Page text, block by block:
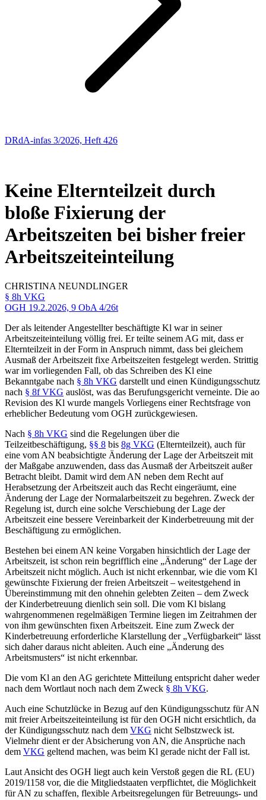
DRdA-infas 3/2026, Heft 426
Keine Elternteilzeit durch
bloße Fixierung der
Arbeitszeiten bei bisher freier
Arbeitszeiteinteilung
CHRISTINA NEUNDLINGER
§ 8h VKG
OGH 19.2.2026, 9 ObA 4/26t
Der als leitender Angestellter beschäftigte Kl war in seiner
Arbeitszeiteinteilung völlig frei. Er teilte seinem AG mit, dass er
Elternteilzeit in der Form in Anspruch nimmt, dass bei gleichem
Ausmaß der Arbeitszeit fixe Arbeitszeiten festgelegt werden. Strittig
war im vorliegenden Fall, ob das Schreiben des Kl eine
Bekanntgabe nach § 8h VKG darstellt und einen Kündigungsschutz
nach § 8f VKG auslöst, was das Berufungsgericht verneinte. Die ao
Revision des Kl wurde mangels Vorliegens einer Rechtsfrage von
erheblicher Bedeutung vom OGH zurückgewiesen.
Nach § 8h VKG sind die Regelungen über die
Teilzeitbeschäftigung, §§ 8 bis 8g VKG (Elternteilzeit), auch für
eine vom AN beabsichtigte Änderung der Lage der Arbeitszeit mit
der Maßgabe anzuwenden, dass das Ausmaß der Arbeitszeit außer
Betracht bleibt. Damit wird dem AN neben dem Recht auf
Herabsetzung der Arbeitszeit auch das Recht eingeräumt, eine
Änderung der Lage der Normalarbeitszeit zu begehren. Zweck der
Regelung ist, durch eine solche Verschiebung der Lage der
Arbeitszeit eine bessere Vereinbarkeit der Kinderbetreuung mit der
Beschäftigung zu ermöglichen.
Bestehen bei einem AN keine Vorgaben hinsichtlich der Lage der
Arbeitszeit, ist schon rein begrifflich eine „Änderung“ der Lage der
Arbeitszeit nicht möglich. Auch ist nicht erkennbar, wie die vom Kl
gewünschte Fixierung der freien Arbeitszeit – weitestgehend in
Übereinstimmung mit den ohnehin gelebten Zeiten – dem Zweck
der Kinderbetreuung dienlich sein soll. Die vom Kl bislang
wahrgenommenen regelmäßigen Termine liegen im Zeitrahmen der
von ihm gewünschten fixen Arbeitszeit. Eine zum Zweck der
Kinderbetreuung erforderliche Klarstellung der „Verfügbarkeit“ lässt
sich daher daraus nicht ableiten. Auch eine „Änderung des
Arbeitsmusters“ ist nicht erkennbar.
Die vom Kl an den AG gerichtete Mitteilung entspricht daher weder
nach dem Wortlaut noch nach dem Zweck § 8h VKG.
Auch eine Schutzlücke in Bezug auf den Kündigungsschutz für AN
mit freier Arbeitszeiteinteilung ist für den OGH nicht ersichtlich, da
der Kündigungsschutz nach dem VKG nicht Selbstzweck ist.
Vielmehr dient er der Absicherung von AN, die Ansprüche nach
dem VKG geltend machen, was beim Kl gerade nicht der Fall ist.
Laut Ansicht des OGH liegt auch kein Verstoß gegen die RL (EU)
2019/1158 vor, die die Mitgliedstaaten verpflichtet, die Möglichkeit
für AN zu schaffen, flexible Arbeitsregelungen für Betreuungs- und